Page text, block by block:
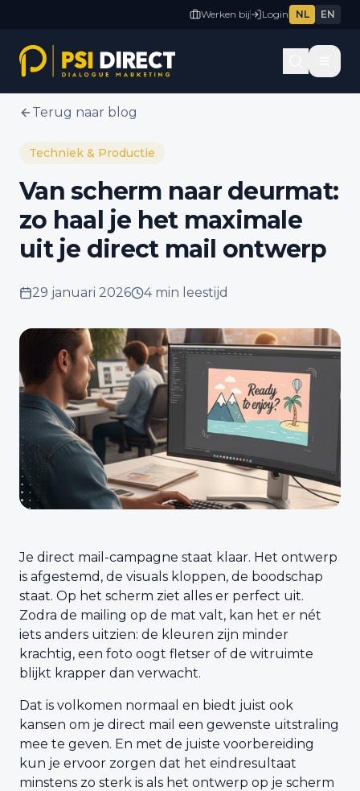
Werken bij Login NL EN
Terug naar blog
Techniek & Productie
Van scherm naar deurmat:
zo haal je het maximale
uit je direct mail ontwerp
29 januari 2026 4 min leestijd
Je direct mail-campagne staat klaar. Het ontwerp
is afgestemd, de visuals kloppen, de boodschap
staat. Op het scherm ziet alles er perfect uit.
Zodra de mailing op de mat valt, kan het er nét
iets anders uitzien: de kleuren zijn minder
krachtig, een foto oogt fletser of de witruimte
blijkt krapper dan verwacht.
Dat is volkomen normaal en biedt juist ook
kansen om je direct mail een gewenste uitstraling
mee te geven. En met de juiste voorbereiding
kun je ervoor zorgen dat het eindresultaat
minstens zo sterk is als het ontwerp op je scherm